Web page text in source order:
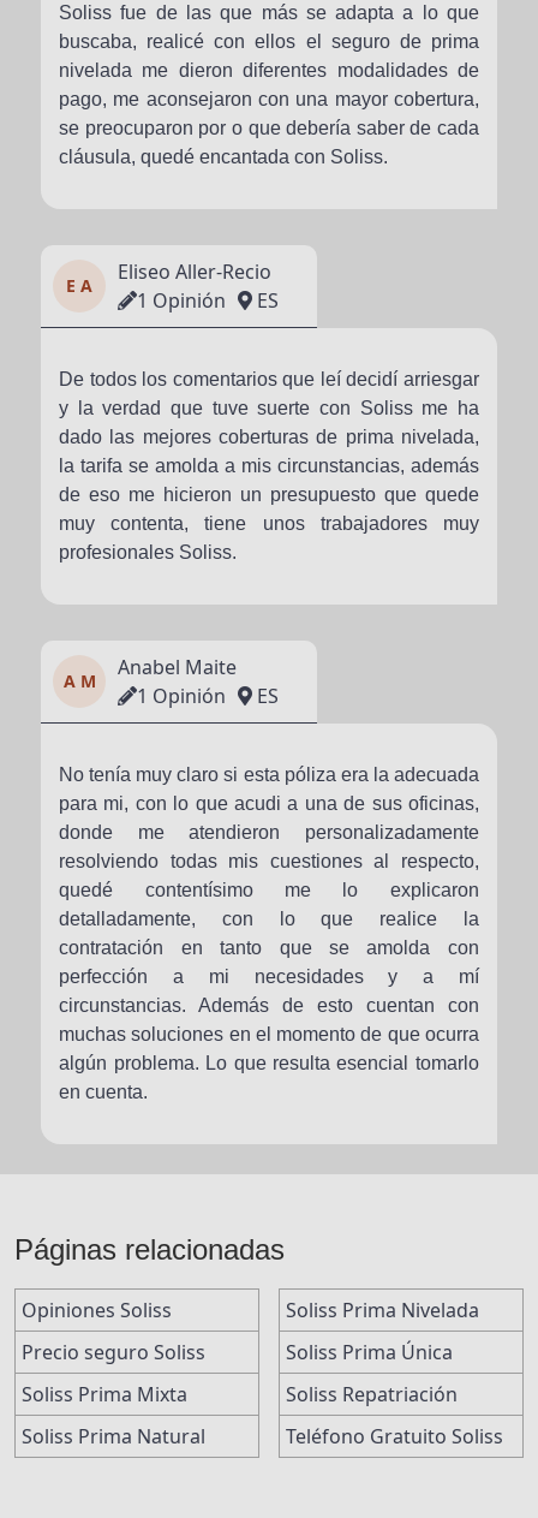
Soliss fue de las que más se adapta a lo que
buscaba, realicé con ellos el seguro de prima
nivelada me dieron diferentes modalidades de
pago, me aconsejaron con una mayor cobertura,
se preocuparon por o que debería saber de cada
cláusula, quedé encantada con Soliss.
E A
Eliseo Aller-Recio
1 Opinión
ES
De todos los comentarios que leí decidí arriesgar
y la verdad que tuve suerte con Soliss me ha
dado las mejores coberturas de prima nivelada,
la tarifa se amolda a mis circunstancias, además
de eso me hicieron un presupuesto que quede
muy contenta, tiene unos trabajadores muy
profesionales Soliss.
A M
Anabel Maite
1 Opinión
ES
No tenía muy claro si esta póliza era la adecuada
para mi, con lo que acudi a una de sus oficinas,
donde me atendieron personalizadamente
resolviendo todas mis cuestiones al respecto,
quedé contentísimo me lo explicaron
detalladamente, con lo que realice la
contratación en tanto que se amolda con
perfección a mi necesidades y a mí
circunstancias. Además de esto cuentan con
muchas soluciones en el momento de que ocurra
algún problema. Lo que resulta esencial tomarlo
en cuenta.
Páginas relacionadas
Opiniones Soliss
Precio seguro Soliss
Soliss Prima Mixta
Soliss Prima Natural
Soliss Prima Nivelada
Soliss Prima Única
Soliss Repatriación
Teléfono Gratuito Soliss